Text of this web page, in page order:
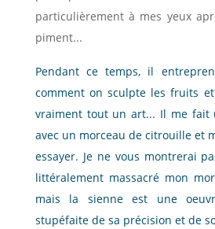
particulièrement à mes yeux
piment...
Pendant ce temps, il
comment on sculpte les fruits
vraiment tout un art... Il me fait
avec un morceau de citrouille et
essayer. Je ne vous montrerai
littéralement massacré mon
mais la sienne est une
stupéfaite de sa précision et de